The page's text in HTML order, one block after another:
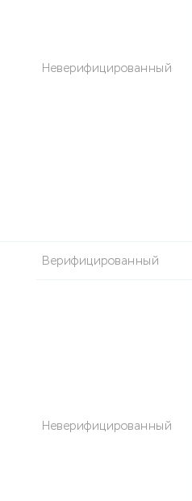
Неверифицированный
Верифицированный
Неверифицированный